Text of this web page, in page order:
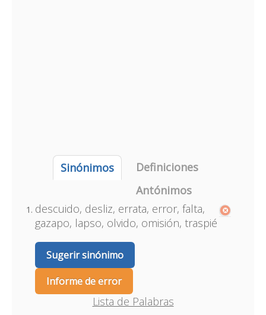
Sinónimos
Definiciones
Antónimos
descuido, desliz, errata, error, falta,
gazapo, lapso, olvido, omisión, traspié
Sugerir sinónimo
Informe de error
Lista de Palabras